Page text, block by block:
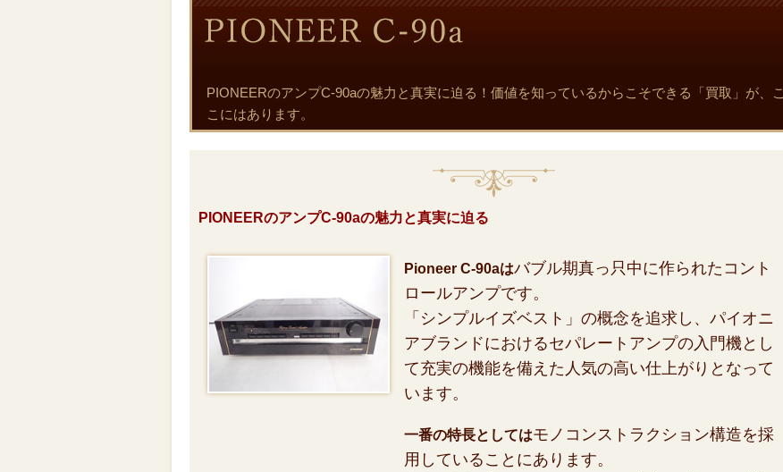
PIONEERのアンプC-90aの魅力と真実に迫る！価値を知っているからこそできる「買取」が、こ
こにはあります。
PIONEERのアンプC-90aの魅力と真実に迫る
Pioneer C-90aはバブル期真っ只中に作られたコント
ロールアンプです。
「シンプルイズベスト」の概念を追求し、パイオニ
アブランドにおけるセパレートアンプの入門機とし
て充実の機能を備えた人気の高い仕上がりとなって
います。
一番の特長としてはモノコンストラクション構造を採
用していることにあります。